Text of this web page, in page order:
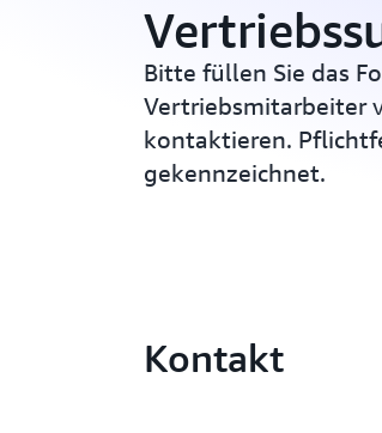
Bitte füllen Sie das
Vertriebsmitarbeiter
kontaktieren.
gekennzeichnet.
Kontakt